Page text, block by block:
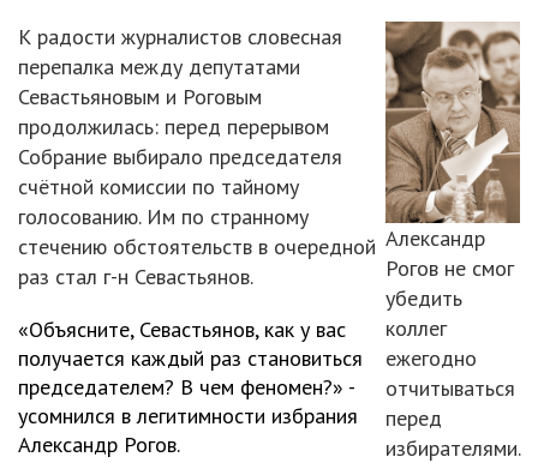
Александр
Рогов не смог
убедить
коллег
ежегодно
отчитываться
перед
избирателями.
К радости журналистов словесная
перепалка между депутатами
Севастьяновым и Роговым
продолжилась: перед перерывом
Собрание выбирало председателя
счётной комиссии по тайному
голосованию. Им по странному
стечению обстоятельств в очередной
раз стал г-н Севастьянов.
«Объясните, Севастьянов, как у вас
получается каждый раз становиться
председателем? В чем феномен?» -
усомнился в легитимности избрания
Александр Рогов.